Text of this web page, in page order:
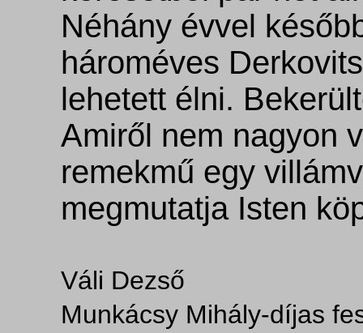
Néhány évvel
hároméves
lehetett élni.
Amiről nem nagyon
remekmű egy
megmutatja Isten
Váli Dezső
Munkácsy Mihály-díjas